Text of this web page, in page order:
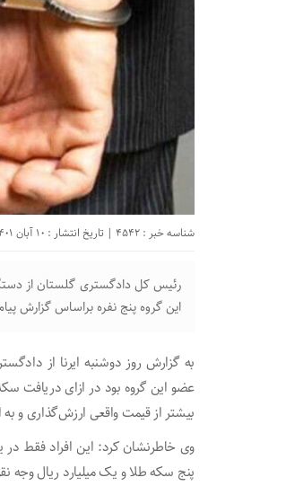
شناسه خبر : 4542 | تاریخ انتشار : 10 آبان 1401 - 12:27 |
رئیس کل دادگستری گلستان از
این گروه پنج نفره براساس گزارش‌
به گزارش روز دوشنبه ایرنا از
عضو این گروه بود در ازای دریافت
بیشتر از قیمت واقعی ارزش‌گذاری و
وی خاطرنشان کرد: این افراد فقط
پنج سکه طلا و یک میلیارد ریال وجه